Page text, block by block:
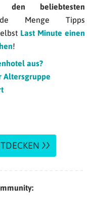
den beliebtesten
Menge Tipps
Last Minute einen
!
aus?
Altersgruppe